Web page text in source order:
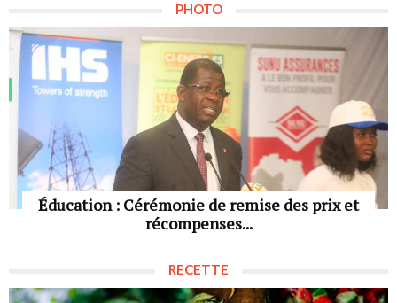
PHOTO
Éducation : Cérémonie de remise des prix et
récompenses...
RECETTE